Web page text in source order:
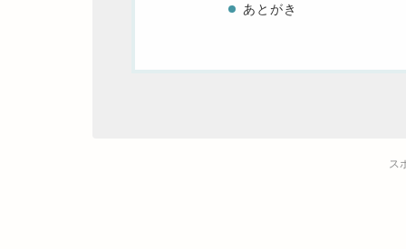
あとがき
ス